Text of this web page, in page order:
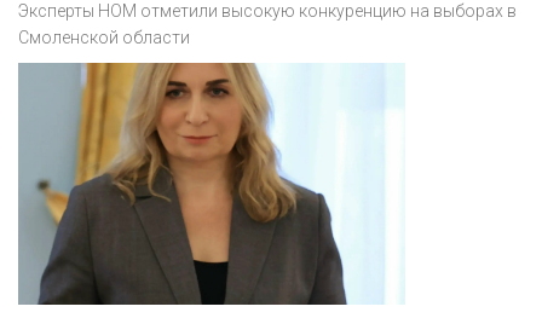
Эксперты НОМ отметили высокую конкуренцию на выборах в
Смоленской области